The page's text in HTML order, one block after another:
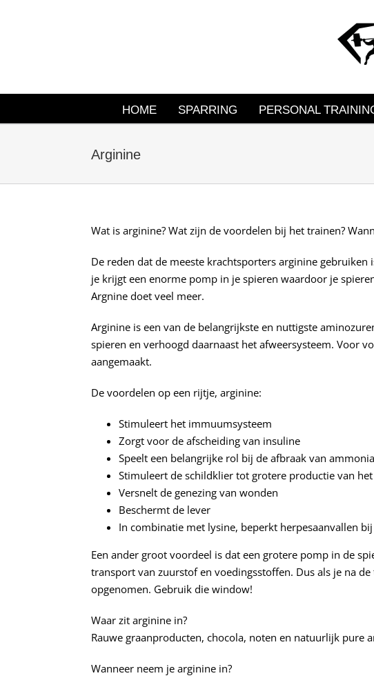
HOME SPARRING PERSONAL
Arginine
Wat is arginine? Wat zijn de voordelen bij het trainen?
De reden dat de meeste krachtsporters arginine
je krijgt een enorme pomp in je spieren waardoor je
Argnine doet veel meer.
Arginine is een van de belangrijkste en nuttigste
spieren en verhoogd daarnaast het afweersysteem. Voor
aangemaakt.
De voordelen op een rijtje, arginine:
Stimuleert het immuumsysteem
Zorgt voor de afscheiding van insuline
Speelt een belangrijke rol bij de afbraak van
Stimuleert de schildklier tot grotere productie van
Versnelt de genezing van wonden
Beschermt de lever
In combinatie met lysine, beperkt herpesaanvallen
Een ander groot voordeel is dat een grotere pomp in de
transport van zuurstof en voedingsstoffen. Dus als je na
opgenomen. Gebruik die window!
Waar zit arginine in?
Rauwe graanproducten, chocola, noten en natuurlijk pure
Wanneer neem je arginine in?